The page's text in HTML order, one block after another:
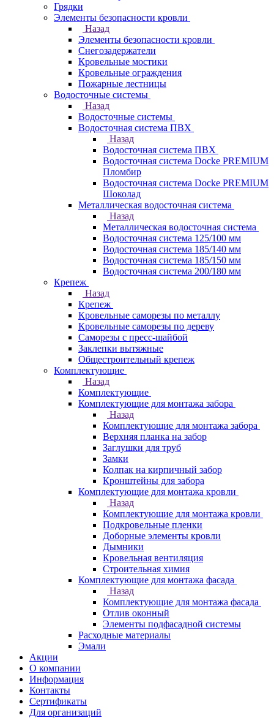
Грядки
Элементы безопасности кровли
Назад
Элементы безопасности кровли
Снегозадержатели
Кровельные мостики
Кровельные ограждения
Пожарные лестницы
Водосточные системы
Назад
Водосточные системы
Водосточная система ПВХ
Назад
Водосточная система ПВХ
Водосточная система Docke PREMIUM
Пломбир
Водосточная система Docke PREMIUM
Шоколад
Металлическая водосточная система
Назад
Металлическая водосточная система
Водосточная система 125/100 мм
Водосточная система 185/140 мм
Водосточная система 185/150 мм
Водосточная система 200/180 мм
Крепеж
Назад
Крепеж
Кровельные саморезы по металлу
Кровельные саморезы по дереву
Саморезы с пресс-шайбой
Заклепки вытяжные
Общестроительный крепеж
Комплектующие
Назад
Комплектующие
Комплектующие для монтажа забора
Назад
Комплектующие для монтажа забора
Верхняя планка на забор
Заглушки для труб
Замки
Колпак на кирпичный забор
Кронштейны для забора
Комплектующие для монтажа кровли
Назад
Комплектующие для монтажа кровли
Подкровельные пленки
Доборные элементы кровли
Дымники
Кровельная вентиляция
Строительная химия
Комплектующие для монтажа фасада
Назад
Комплектующие для монтажа фасада
Отлив оконный
Элементы подфасадной системы
Расходные материалы
Эмали
Акции
О компании
Информация
Контакты
Сертификаты
Для организаций